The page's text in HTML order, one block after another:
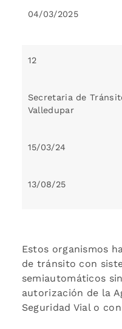
04/03/2025
12
Secretaria de
Valledupar
15/03/24
13/08/25
Estos organismos
de tránsito con
semiautomáticos
autorización de la
Seguridad Vial o